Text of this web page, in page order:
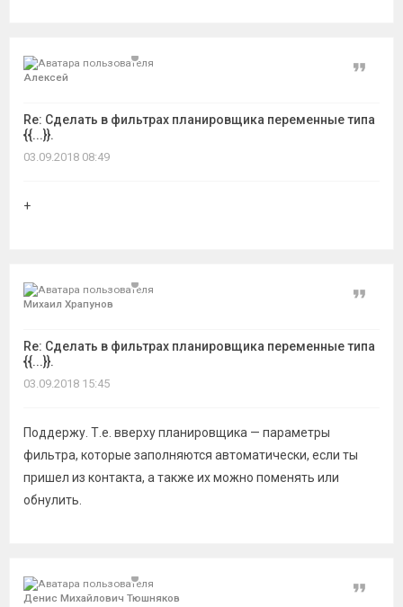
Алексей
Re: Сделать в фильтрах планировщика переменные типа
{{...}}.
Цитата
03.09.2018 08:49
+
Михаил Храпунов
Re: Сделать в фильтрах планировщика переменные типа
{{...}}.
Цитата
03.09.2018 15:45
Поддержу. Т.е. вверху планировщика — параметры
фильтра, которые заполняются автоматически, если ты
пришел из контакта, а также их можно поменять или
обнулить.
Денис Михайлович Тюшняков
Цитата